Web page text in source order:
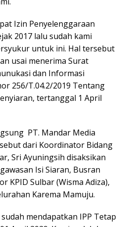
Izin Penyelenggaraan
2017 lalu sudah kami
untuk ini. Hal tersebut
usai menerima Surat
dan Informasi
256/T.04.2/2019 Tentang
tertanggal 1 April
PT. Mandar Media
dari Koordinator Bidang
Sri Ayuningsih disaksikan
Isi Siaran, Busran
KPID Sulbar (Wisma Adiza),
Karema Mamuju.
mendapatkan IPP Tetap